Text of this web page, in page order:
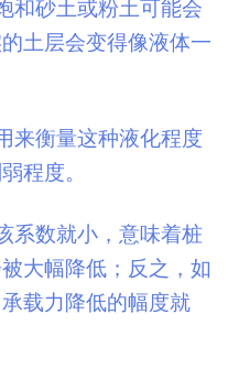
和砂土或粉土可能会
土层会变得像液体一
来衡量这种液化程度
程度。
系数就小，意味着桩
大幅降低；反之，如
载力降低的幅度就